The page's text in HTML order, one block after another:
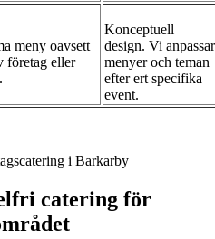
meny oavsett
företag eller
Konceptuell
design. Vi anpassar
menyer och teman
efter ert specifika
event.
i Barkarby
catering för